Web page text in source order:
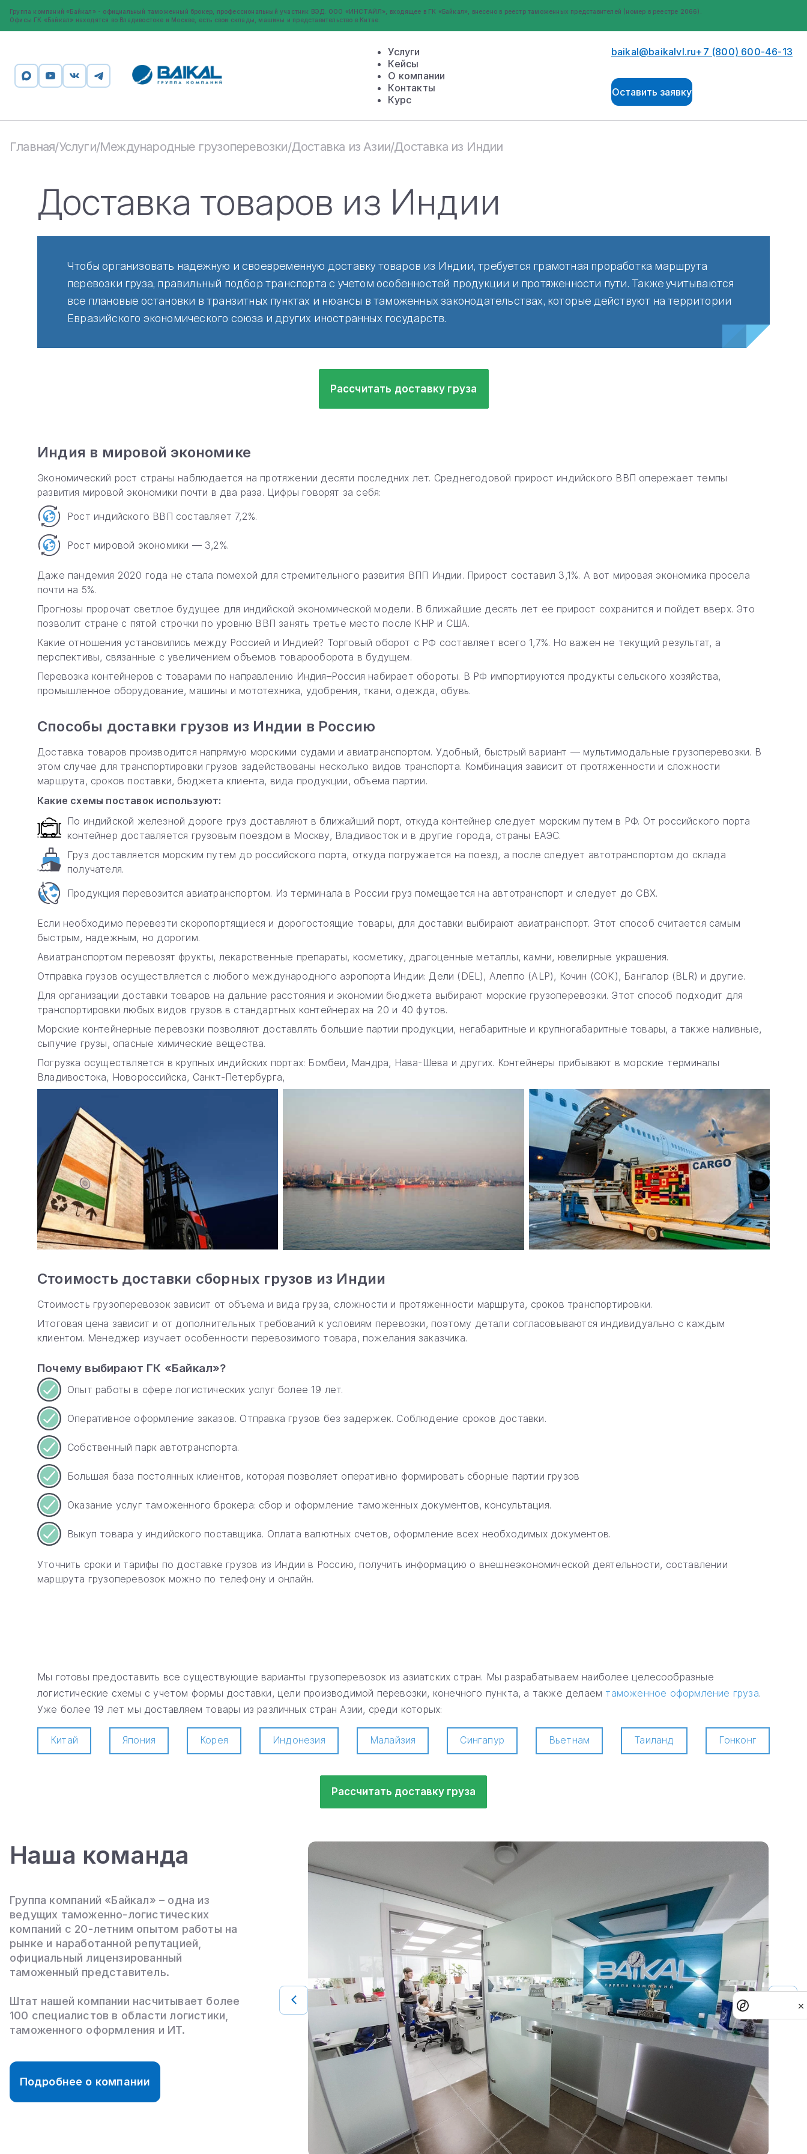
Группа компаний «Байкал» - официальный таможенный брокер, профессиональный участник ВЭД. ООО «ИНСТАЙЛ», входящее в ГК «Байкал», внесено в реестр таможенных представителей (номер в реестре 2066).
Офисы ГК «Байкал» находятся во Владивостоке и Москве, есть свои склады, машины и представительство в Китае.
Услуги
Кейсы
О компании
Контакты
Курс
baikal@baikalvl.ru+7 (800) 600-46-13
Оставить заявку
Главная/Услуги/Международные грузоперевозки/Доставка из Азии/Доставка из Индии
Доставка товаров из Индии
Чтобы организовать надежную и своевременную доставку товаров из Индии, требуется грамотная проработка маршрута
перевозки груза, правильный подбор транспорта с учетом особенностей продукции и протяженности пути. Также учитываются
все плановые остановки в транзитных пунктах и нюансы в таможенных законодательствах, которые действуют на территории
Евразийского экономического союза и других иностранных государств.
Рассчитать доставку груза
Индия в мировой экономике
Экономический рост страны наблюдается на протяжении десяти последних лет. Среднегодовой прирост индийского ВВП опережает темпы
развития мировой экономики почти в два раза. Цифры говорят за себя:
Рост индийского ВВП составляет 7,2%.
Рост мировой экономики — 3,2%.
Даже пандемия 2020 года не стала помехой для стремительного развития ВПП Индии. Прирост составил 3,1%. А вот мировая экономика просела
почти на 5%.
Прогнозы пророчат светлое будущее для индийской экономической модели. В ближайшие десять лет ее прирост сохранится и пойдет вверх. Это
позволит стране с пятой строчки по уровню ВВП занять третье место после КНР и США.
Какие отношения установились между Россией и Индией? Торговый оборот с РФ составляет всего 1,7%. Но важен не текущий результат, а
перспективы, связанные с увеличением объемов товарооборота в будущем.
Перевозка контейнеров с товарами по направлению Индия–Россия набирает обороты. В РФ импортируются продукты сельского хозяйства,
промышленное оборудование, машины и мототехника, удобрения, ткани, одежда, обувь.
Способы доставки грузов из Индии в Россию
Доставка товаров производится напрямую морскими судами и авиатранспортом. Удобный, быстрый вариант — мультимодальные грузоперевозки. В
этом случае для транспортировки грузов задействованы несколько видов транспорта. Комбинация зависит от протяженности и сложности
маршрута, сроков поставки, бюджета клиента, вида продукции, объема партии.
Какие схемы поставок используют:
По индийской железной дороге груз доставляют в ближайший порт, откуда контейнер следует морским путем в РФ. От российского порта
контейнер доставляется грузовым поездом в Москву, Владивосток и в другие города, страны ЕАЭС.
Груз доставляется морским путем до российского порта, откуда погружается на поезд, а после следует автотранспортом до склада
получателя.
Продукция перевозится авиатранспортом. Из терминала в России груз помещается на автотранспорт и следует до СВХ.
Если необходимо перевезти скоропортящиеся и дорогостоящие товары, для доставки выбирают авиатранспорт. Этот способ считается самым
быстрым, надежным, но дорогим.
Авиатранспортом перевозят фрукты, лекарственные препараты, косметику, драгоценные металлы, камни, ювелирные украшения.
Отправка грузов осуществляется с любого международного аэропорта Индии: Дели (DEL), Алеппо (ALP), Кочин (COK), Бангалор (BLR) и другие.
Для организации доставки товаров на дальние расстояния и экономии бюджета выбирают морские грузоперевозки. Этот способ подходит для
транспортировки любых видов грузов в стандартных контейнерах на 20 и 40 футов.
Морские контейнерные перевозки позволяют доставлять большие партии продукции, негабаритные и крупногабаритные товары, а также наливные,
сыпучие грузы, опасные химические вещества.
Погрузка осуществляется в крупных индийских портах: Бомбеи, Мандра, Нава-Шева и других. Контейнеры прибывают в морские терминалы
Владивостока, Новороссийска, Санкт-Петербурга,
Стоимость доставки сборных грузов из Индии
Стоимость грузоперевозок зависит от объема и вида груза, сложности и протяженности маршрута, сроков транспортировки.
Итоговая цена зависит и от дополнительных требований к условиям перевозки, поэтому детали согласовываются индивидуально с каждым
клиентом. Менеджер изучает особенности перевозимого товара, пожелания заказчика.
Почему выбирают ГК «Байкал»?
Опыт работы в сфере логистических услуг более 19 лет.
Оперативное оформление заказов. Отправка грузов без задержек. Соблюдение сроков доставки.
Собственный парк автотранспорта.
Большая база постоянных клиентов, которая позволяет оперативно формировать сборные партии грузов
Оказание услуг таможенного брокера: сбор и оформление таможенных документов, консультация.
Выкуп товара у индийского поставщика. Оплата валютных счетов, оформление всех необходимых документов.
Уточнить сроки и тарифы по доставке грузов из Индии в Россию, получить информацию о внешнеэкономической деятельности, составлении
маршрута грузоперевозок можно по телефону и онлайн.
Мы готовы предоставить все существующие варианты грузоперевозок из азиатских стран. Мы разрабатываем наиболее целесообразные
логистические схемы с учетом формы доставки, цели производимой перевозки, конечного пункта, а также делаем таможенное оформление груза.
Уже более 19 лет мы доставляем товары из различных стран Азии, среди которых:
Китай Япония Корея Индонезия Малайзия Сингапур Вьетнам Таиланд Гонконг
Рассчитать доставку груза
Наша команда
Группа компаний «Байкал» – одна из
ведущих таможенно-логистических
компаний с 20-летним опытом работы на
рынке и наработанной репутацией,
официальный лицензированный
таможенный представитель.
Штат нашей компании насчитывает более
100 специалистов в области логистики,
таможенного оформления и ИТ.
Подробнее о компании